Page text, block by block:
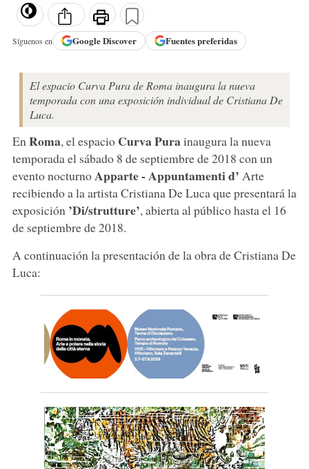
Síguenos en GoogleDiscover Fuentes preferidas
El espacio Curva Pura de Roma inaugura la nueva
temporada con una exposición individual de Cristiana De
Luca.
En Roma, el espacio Curva Purainaugura la nueva
temporada el sábado 8 de septiembre de 2018 con un
evento nocturnoApparte - Appuntamenti d’ Arte
recibiendo a la artista Cristiana De Luca que presentará la
exposición ’Di/strutture’, abierta al público hasta el 16
de septiembre de 2018.
A continuación la presentación de la obra de Cristiana De
Luca: